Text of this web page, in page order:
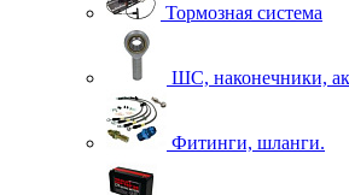
Тормозная система
ШС, наконечники,
Фитинги, шланги.